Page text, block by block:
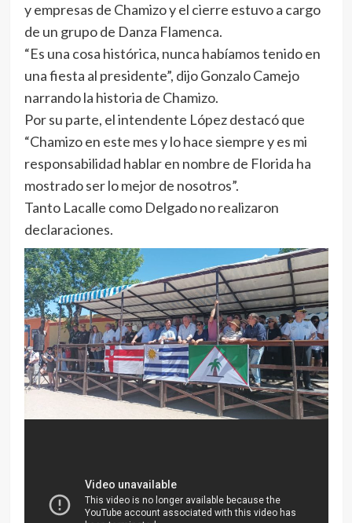
y empresas de Chamizo y el cierre estuvo a cargo
de un grupo de Danza Flamenca.
“Es una cosa histórica, nunca habíamos tenido en
una fiesta al presidente”, dijo Gonzalo Camejo
narrando la historia de Chamizo.
Por su parte, el intendente López destacó que
“Chamizo en este mes y lo hace siempre y es mi
responsabilidad hablar en nombre de Florida ha
mostrado ser lo mejor de nosotros”.
Tanto Lacalle como Delgado no realizaron
declaraciones.